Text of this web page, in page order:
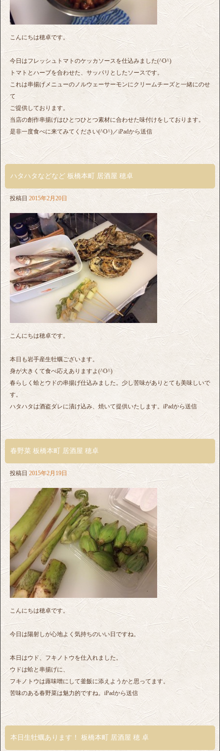
こんにちは穂卓です。
今日はフレッシュトマトのケッカソースを仕込みました(^O^)
トマトとハーブを合わせた、サッパリとしたソースです。
これは串揚げメニューのノルウェーサーモンにクリームチーズと一緒にのせ
て
ご提供しております。
当店の創作串揚げはひとつひとつ素材に合わせた味付けをしております。
是非一度食べに来てみてください(^O^)／iPadから送信
ハタハタなどなど 板橋本町 居酒屋 穂卓
投稿日 2015年2月20日
こんにちは穂卓です。
本日も岩手産生牡蠣ございます。
身が大きくて食べ応えありますよ(^O^)
春らしく蛤とウドの串揚げ仕込みました。少し苦味がありとても美味しいで
す。
ハタハタは酒盗ダレに漬け込み、焼いて提供いたします。iPadから送信
春野菜 板橋本町 居酒屋 穂卓
投稿日 2015年2月19日
こんにちは穂卓です。
今日は陽射しが心地よく気持ちのいい日ですね。
本日はウド、フキノトウを仕入れました。
ウドは蛤と串揚げに、
フキノトウは蕗味噌にして釜飯に添えようかと思ってます。
苦味のある春野菜は魅力的ですね。iPadから送信
本日生牡蠣あります！ 板橋本町 居酒屋 穂 卓